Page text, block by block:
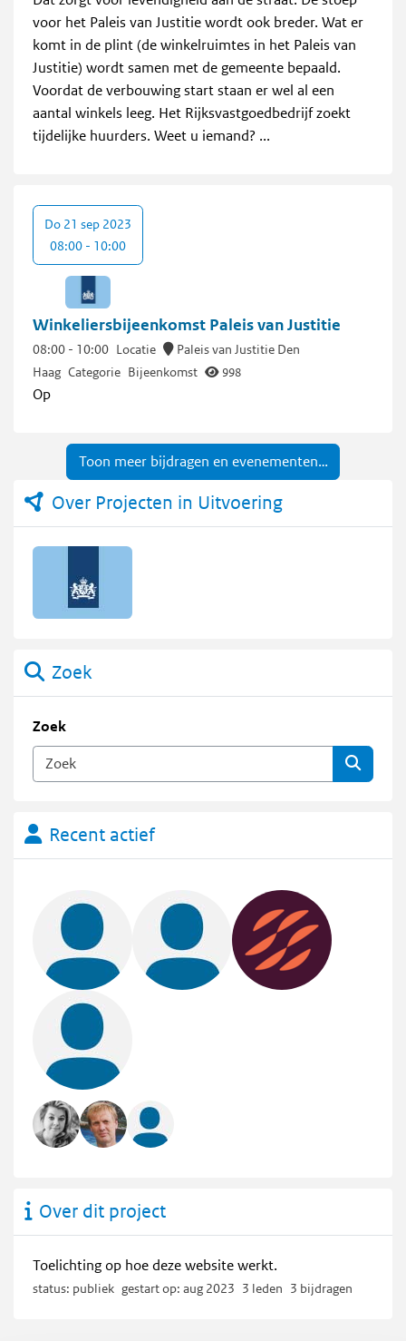
voor het Paleis van Justitie wordt ook breder. Wat er
komt in de plint (de winkelruimtes in het Paleis van
Justitie) wordt samen met de gemeente bepaald.
Voordat de verbouwing start staan er wel al een
aantal winkels leeg. Het Rijksvastgoedbedrijf zoekt
tijdelijke huurders. Weet u iemand? ...
Winkeliersbijeenkomst Paleis van Justitie
08:00 - 10:00 Locatie
Paleis van Justitie Den
Haag Categorie Bijeenkomst 998
Op
Do 21 sep 2023
08:00 - 10:00
Toon meer bijdragen en evenementen…
Over Projecten in Uitvoering
Zoek
Zoek
Recent actief
Over dit project
Toelichting op hoe deze website werkt.
status: publiek gestart op: aug 2023 3 leden 3 bijdragen